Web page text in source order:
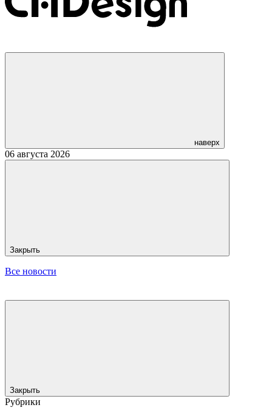
наверх
06 августа 2026
Закрыть
Все новости
Закрыть
Рубрики